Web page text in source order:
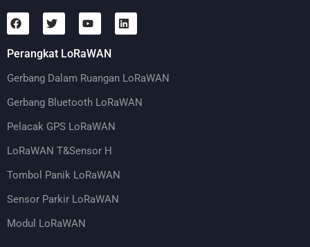
Perangkat LoRaWAN
Gerbang Dalam Ruangan LoRaWAN
Gerbang Bluetooth LoRaWAN
Pelacak GPS LoRaWAN
LoRaWAN T&Sensor H
Tombol Panik LoRaWAN
Sensor Parkir LoRaWAN
Modul LoRaWAN